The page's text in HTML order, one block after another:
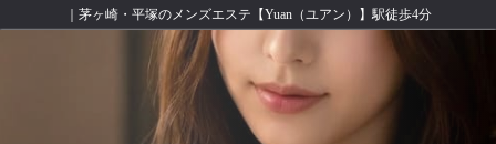
｜茅ヶ崎・平塚のメンズエステ【Yuan（ユアン）】駅徒歩4分